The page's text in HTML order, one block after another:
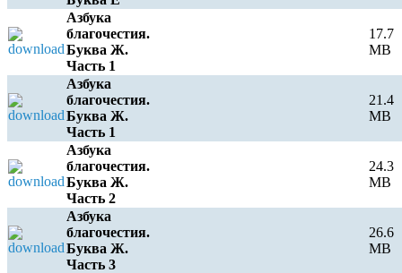
Азбука
благочестия.
Буква Ж.
Часть 1
17.7
MB
Азбука
благочестия.
Буква Ж.
Часть 1
21.4
MB
Азбука
благочестия.
Буква Ж.
Часть 2
24.3
MB
Азбука
благочестия.
Буква Ж.
Часть 3
26.6
MB